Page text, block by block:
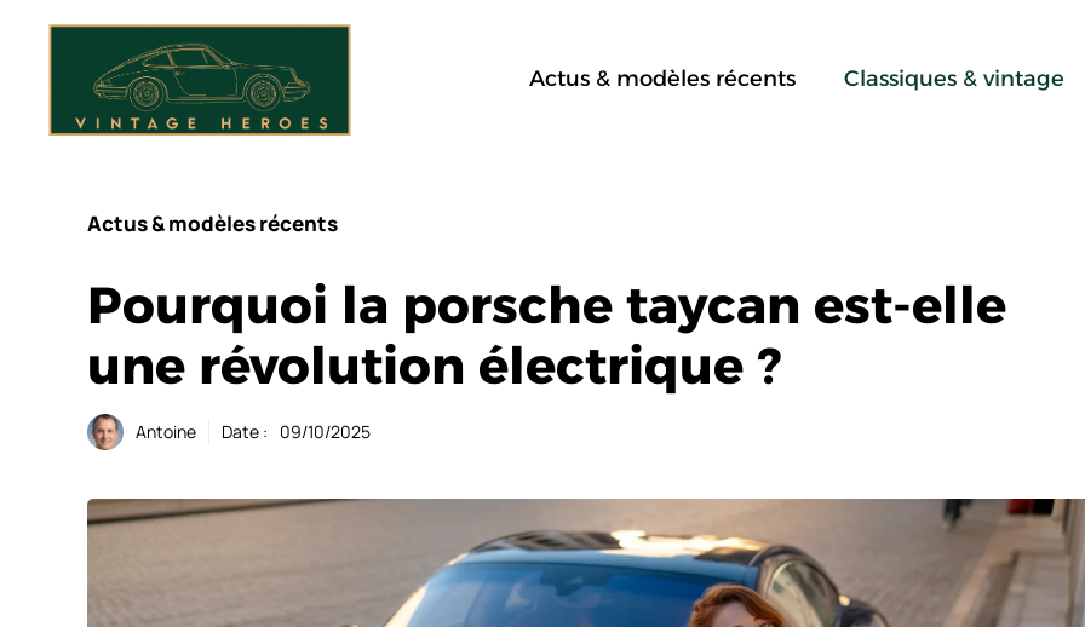
Actus & modèles récents Classiques & vintage
Actus & modèles récents
Pourquoi la porsche taycan est-elle
une révolution électrique ?
Antoine Date : 09/10/2025